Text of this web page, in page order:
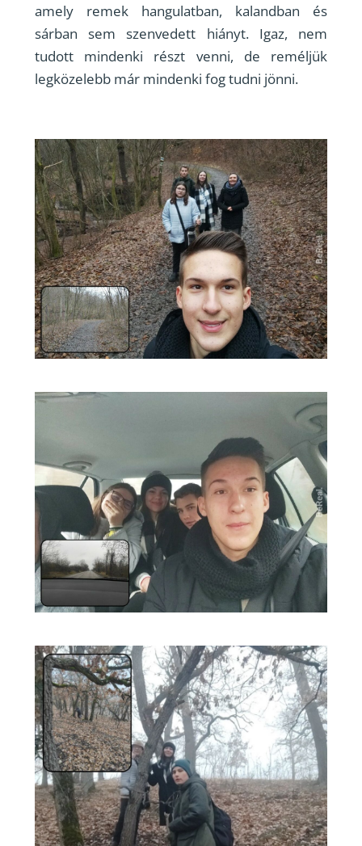
amely remek hangulatban, kalandban és
sárban sem szenvedett hiányt. Igaz, nem
tudott mindenki részt venni, de reméljük
legközelebb már mindenki fog tudni jönni.